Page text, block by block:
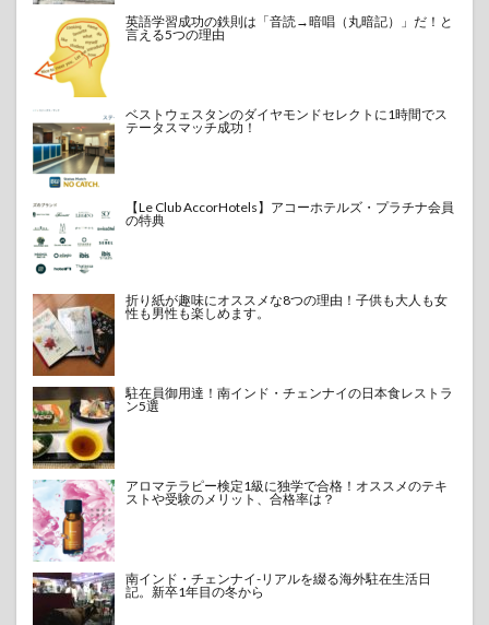
英語学習成功の鉄則は「音読→暗唱（丸暗記）」だ！と
言える5つの理由
ベストウェスタンのダイヤモンドセレクトに1時間でス
テータスマッチ成功！
【Le Club AccorHotels】アコーホテルズ・プラチナ会員
の特典
折り紙が趣味にオススメな8つの理由！子供も大人も女
性も男性も楽しめます。
駐在員御用達！南インド・チェンナイの日本食レストラ
ン5選
アロマテラピー検定1級に独学で合格！オススメのテキ
ストや受験のメリット、合格率は？
南インド・チェンナイ-リアルを綴る海外駐在生活日
記。新卒1年目の冬から